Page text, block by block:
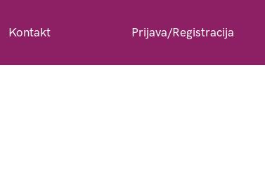
Kontakt Prijava/Registracija